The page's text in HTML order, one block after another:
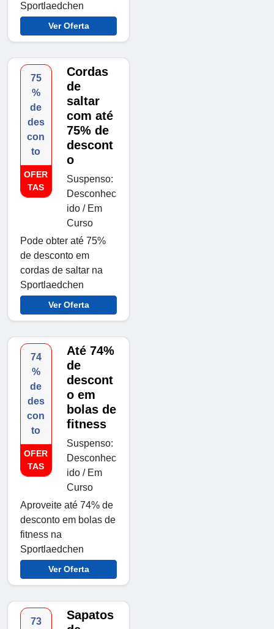
Sportlaedchen
Ver Oferta
75
%
de
des
con
to
OFER
TAS
Cordas
de
saltar
com até
75% de
descont
o
Suspenso:
Desconhec
ido / Em
Curso
Pode obter até 75%
de desconto em
cordas de saltar na
Sportlaedchen
Ver Oferta
74
%
de
des
con
to
OFER
TAS
Até 74%
de
descont
o em
bolas de
fitness
Suspenso:
Desconhec
ido / Em
Curso
Aproveite até 74% de
desconto em bolas de
fitness na
Sportlaedchen
Ver Oferta
73
Sapatos